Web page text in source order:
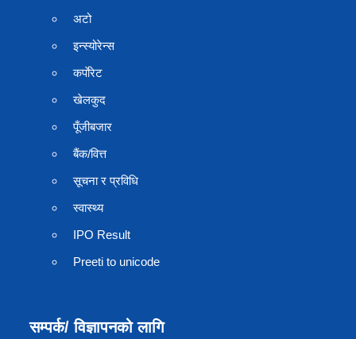
अटो
इन्स्योरेन्स
कर्पाेरेट
खेलकुद
पूँजीबजार
बैंक/वित्त
सूचना र प्रविधि
स्वास्थ्य
IPO Result
Preeti to unicode
सम्पर्क/ विज्ञापनको लागि